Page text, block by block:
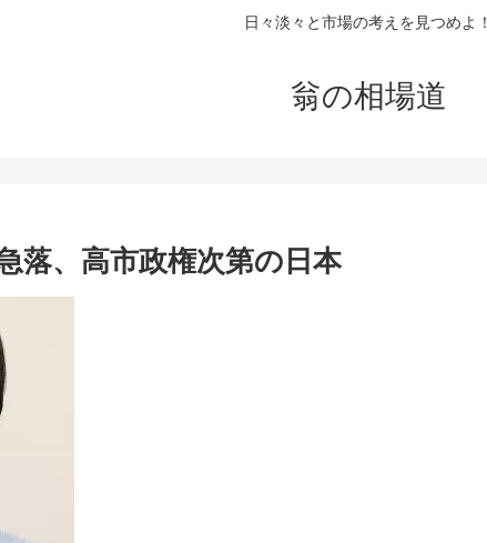
日々淡々と市場の考えを見つめよ！
翁の相場道
落、高市政権次第の日本